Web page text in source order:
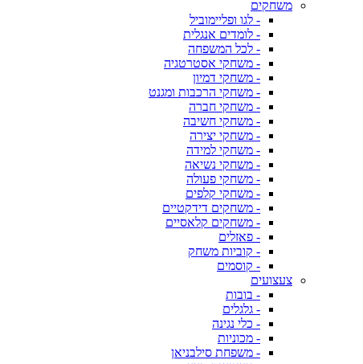
משחקים
- לגו ופליימוביל
- לומדים אנגלית
- לכל המשפחה
- משחקי אסטרטגיה
- משחקי דמיון
- משחקי הרכבות ומגנט
- משחקי חברה
- משחקי חשיבה
- משחקי יצירה
- משחקי למידה
- משחקי נשיאה
- משחקי פעולה
- משחקי קלפים
- משחקים דידקטיים
- משחקים קלאסיים
- פאזלים
- קוביות משחק
- קוסמים
צעצועים
- בובות
- גלגלים
- כלי נגינה
- מכוניות
- משפחת סילבניאן